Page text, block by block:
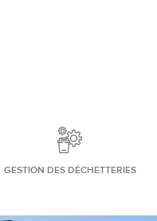
GESTION DES DÉCHETTERIES